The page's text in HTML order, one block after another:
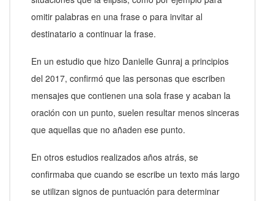
omitir palabras en una frase o para invitar al
destinatario a continuar la frase.
En un estudio que hizo Danielle Gunraj a principios
del 2017, confirmó que las personas que escriben
mensajes que contienen una sola frase y acaban la
oración con un punto, suelen resultar menos sinceras
que aquellas que no añaden ese punto.
En otros estudios realizados años atrás, se
confirmaba que cuando se escribe un texto más largo
se utilizan signos de puntuación para determinar